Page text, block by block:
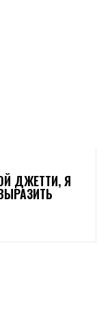
ДЖЕТТИ, Я